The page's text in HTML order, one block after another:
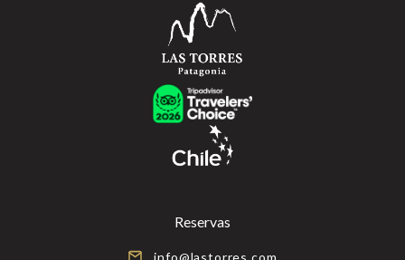
Reservas
info@lastorres.com